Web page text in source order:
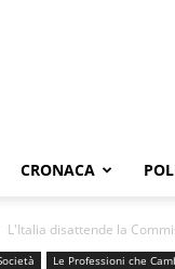
CRONACA
L'Italia disattende la
Le Professioni che